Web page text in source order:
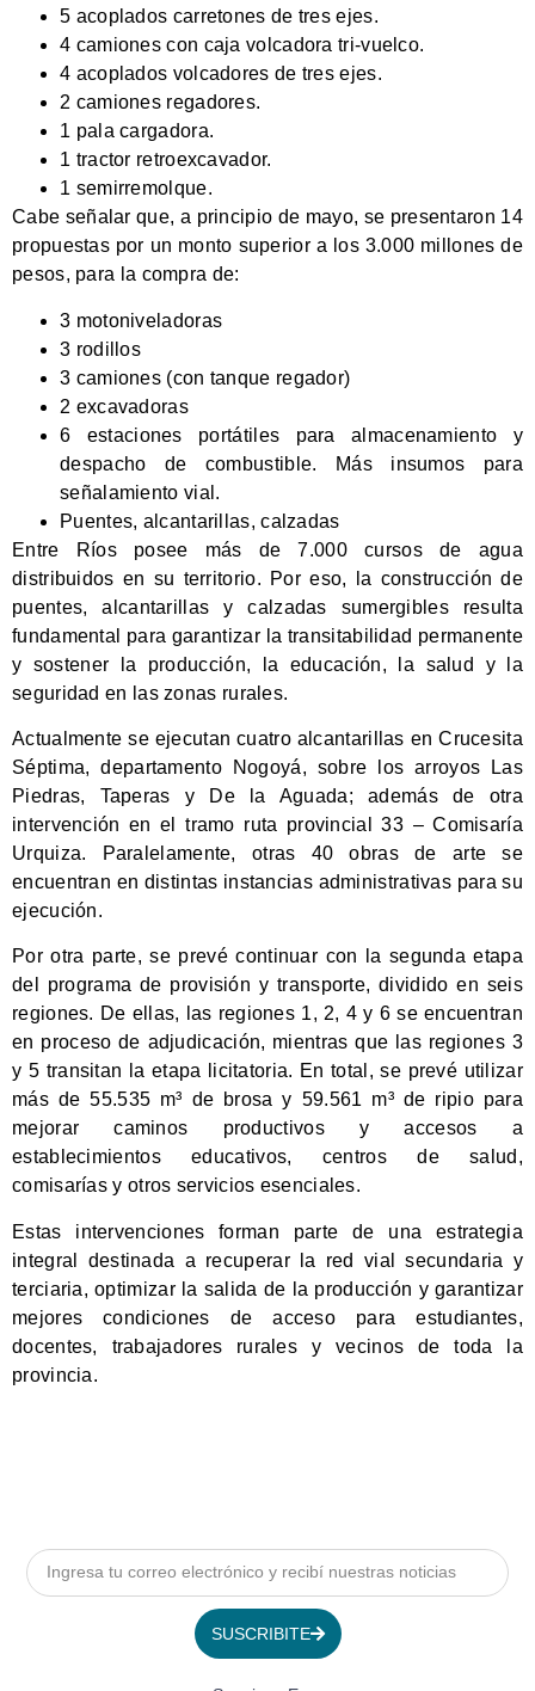
5 acoplados carretones de tres ejes.
4 camiones con caja volcadora tri-vuelco.
4 acoplados volcadores de tres ejes.
2 camiones regadores.
1 pala cargadora.
1 tractor retroexcavador.
1 semirremolque.
Cabe señalar que, a principio de mayo, se presentaron 14
propuestas por un monto superior a los 3.000 millones de
pesos, para la compra de:
3 motoniveladoras
3 rodillos
3 camiones (con tanque regador)
2 excavadoras
6 estaciones portátiles para almacenamiento y
despacho de combustible. Más insumos para
señalamiento vial.
Puentes, alcantarillas, calzadas
Entre Ríos posee más de 7.000 cursos de agua
distribuidos en su territorio. Por eso, la construcción de
puentes, alcantarillas y calzadas sumergibles resulta
fundamental para garantizar la transitabilidad permanente
y sostener la producción, la educación, la salud y la
seguridad en las zonas rurales.
Actualmente se ejecutan cuatro alcantarillas en Crucesita
Séptima, departamento Nogoyá, sobre los arroyos Las
Piedras, Taperas y De la Aguada; además de otra
intervención en el tramo ruta provincial 33 – Comisaría
Urquiza. Paralelamente, otras 40 obras de arte se
encuentran en distintas instancias administrativas para su
ejecución.
Por otra parte, se prevé continuar con la segunda etapa
del programa de provisión y transporte, dividido en seis
regiones. De ellas, las regiones 1, 2, 4 y 6 se encuentran
en proceso de adjudicación, mientras que las regiones 3
y 5 transitan la etapa licitatoria. En total, se prevé utilizar
más de 55.535 m³ de brosa y 59.561 m³ de ripio para
mejorar caminos productivos y accesos a
establecimientos educativos, centros de salud,
comisarías y otros servicios esenciales.
Estas intervenciones forman parte de una estrategia
integral destinada a recuperar la red vial secundaria y
terciaria, optimizar la salida de la producción y garantizar
mejores condiciones de acceso para estudiantes,
docentes, trabajadores rurales y vecinos de toda la
provincia.
SUSCRIBITE